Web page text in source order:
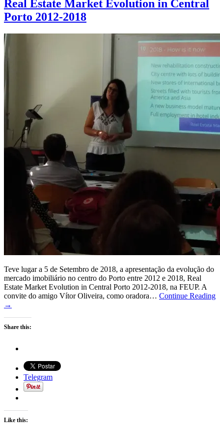
Real Estate Market Evolution in Central
Porto 2012-2018
Teve lugar a 5 de Setembro de 2018, a apresentação da evolução do
mercado imobiliário no centro do Porto entre 2012 e 2018, Real
Estate Market Evolution in Central Porto 2012-2018, na FEUP. A
convite do amigo Vítor Oliveira, como oradora… Continue Reading
→
Share this:
Telegram
Like this: